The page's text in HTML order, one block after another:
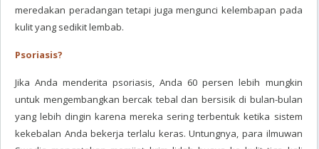
meredakan peradangan tetapi juga mengunci kelembapan pada
kulit yang sedikit lembab.
Psoriasis?
Jika Anda menderita psoriasis, Anda 60 persen lebih mungkin
untuk mengembangkan bercak tebal dan bersisik di bulan-bulan
yang lebih dingin karena mereka sering terbentuk ketika sistem
kekebalan Anda bekerja terlalu keras. Untungnya, para ilmuwan